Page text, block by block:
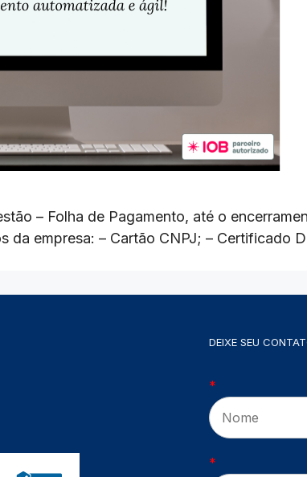
– Folha de Pagamento, até o
empresa: – Cartão CNPJ; – Certificado
DEIXE SEU
*
*